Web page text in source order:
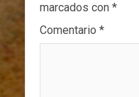
marcados con *
Comentario *